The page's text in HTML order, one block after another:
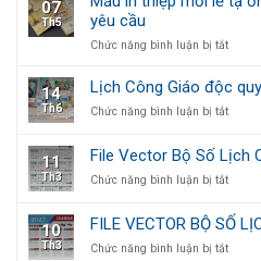
(File
BỘ
LỊCH
2028
07
Th5
yêu cầu
Chức năng bình luận bị tắtở
thiệp
mời
tạ
ơn
sang
thiết
kế
theo
14
Th6
Lịch Công Giáo độc
Chức năng bình luận bị tắtở
Giáo
độc
2026
11
Th3
File Vector Bộ Số Lịch
Chức năng bình luận bị tắtở
Vector
Bộ
Số
10
Th3
FILE VECTOR BỘ SỐ
Chức năng bình luận bị tắtở